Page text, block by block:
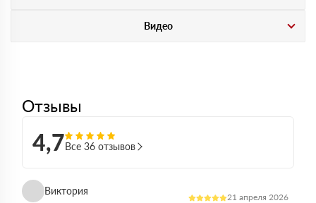
Видео
Отзывы
4,7Все 36 отзывов
Виктория
21 апреля 2026